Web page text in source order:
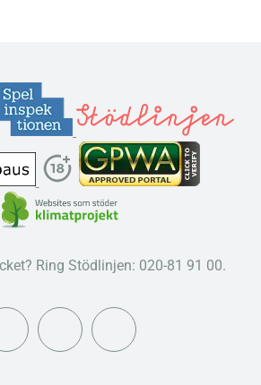
Ring Stödlinjen: 020-81 91 00.